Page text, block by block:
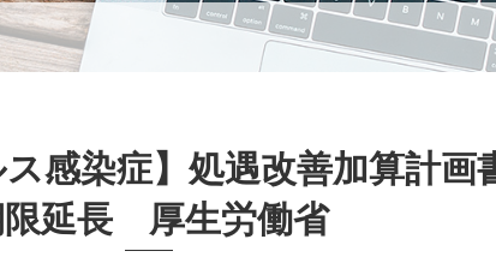
ス感染症】処遇改善加算計画
延長 厚生労働省